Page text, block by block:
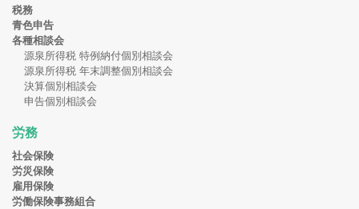
税務
青色申告
各種相談会
源泉所得税 特例納付個別相談会
源泉所得税 年末調整個別相談会
決算個別相談会
申告個別相談会
労務
社会保険
労災保険
雇用保険
労働保険事務組合